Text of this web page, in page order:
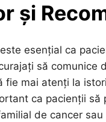
și
esențial ca
să comunice
mai atenți la
ca pacienții
de cancer